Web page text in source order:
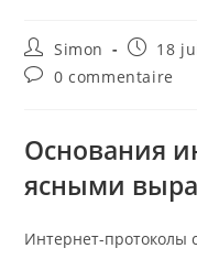
Simon 18
0 commentaire
Основания
ясными
Интернет-протоколы